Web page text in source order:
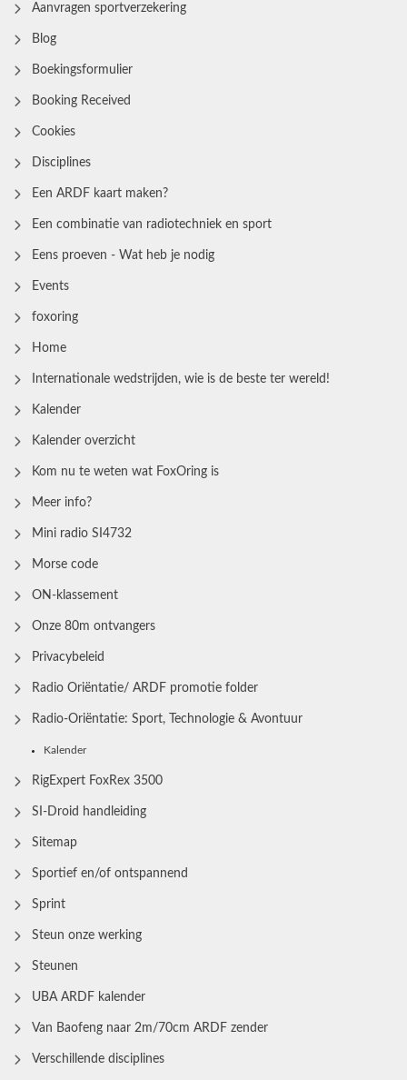
Aanvragen sportverzekering
Blog
Boekingsformulier
Booking Received
Cookies
Disciplines
Een ARDF kaart maken?
Een combinatie van radiotechniek en sport
Eens proeven - Wat heb je nodig
Events
foxoring
Home
Internationale wedstrijden, wie is de beste ter wereld!
Kalender
Kalender overzicht
Kom nu te weten wat FoxOring is
Meer info?
Mini radio SI4732
Morse code
ON-klassement
Onze 80m ontvangers
Privacybeleid
Radio Oriëntatie/ ARDF promotie folder
Radio‑Oriëntatie: Sport, Technologie & Avontuur
Kalender
RigExpert FoxRex 3500
SI-Droid handleiding
Sitemap
Sportief en/of ontspannend
Sprint
Steun onze werking
Steunen
UBA ARDF kalender
Van Baofeng naar 2m/70cm ARDF zender
Verschillende disciplines